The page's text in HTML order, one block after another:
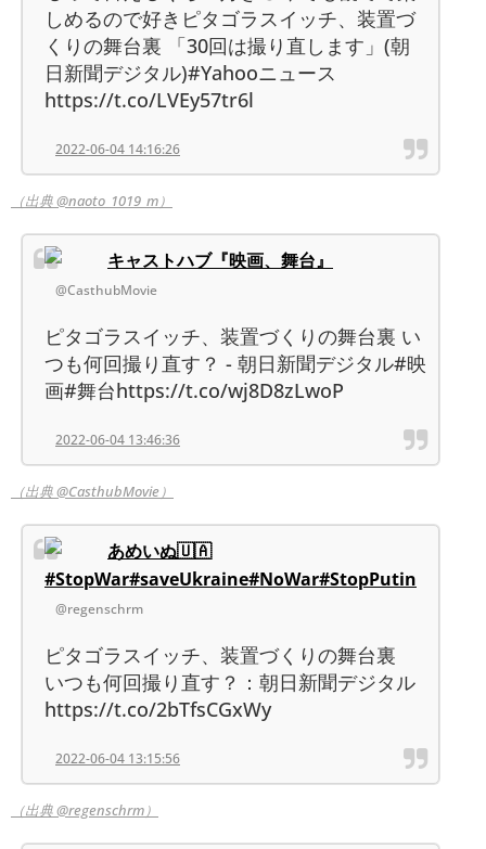
しめるので好きピタゴラスイッチ、装置づ
くりの舞台裏 「30回は撮り直します」(朝
日新聞デジタル)#Yahooニュース
https://t.co/LVEy57tr6l
2022-06-04 14:16:26
（出典 @naoto_1019_m）
キャストハブ『映画、舞台』
@CasthubMovie
ピタゴラスイッチ、装置づくりの舞台裏 い
つも何回撮り直す？ - 朝日新聞デジタル#映
画#舞台https://t.co/wj8D8zLwoP
2022-06-04 13:46:36
（出典 @CasthubMovie）
あめいぬ🇺🇦
#StopWar#saveUkraine#NoWar#StopPutin
@regenschrm
ピタゴラスイッチ、装置づくりの舞台裏
いつも何回撮り直す？：朝日新聞デジタル
https://t.co/2bTfsCGxWy
2022-06-04 13:15:56
（出典 @regenschrm）